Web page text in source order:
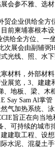
参不雅、选
业供给全方
柬埔寨根
全方位、一
展会由副辅弼
线、照、水
料，外部材
览，3、建
地板、梁、木
Sam Al掌
加热系统
旨正在向
可持续的城
取工程、设
泥、混凝土